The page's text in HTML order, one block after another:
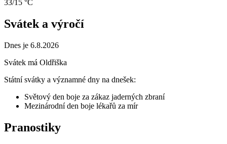
33/15 °C
Svátek a výročí
Dnes je 6.8.2026
Svátek má Oldřiška
Státní svátky a významné dny na dnešek:
Světový den boje za zákaz jaderných zbraní
Mezinárodní den boje lékařů za mír
Pranostiky